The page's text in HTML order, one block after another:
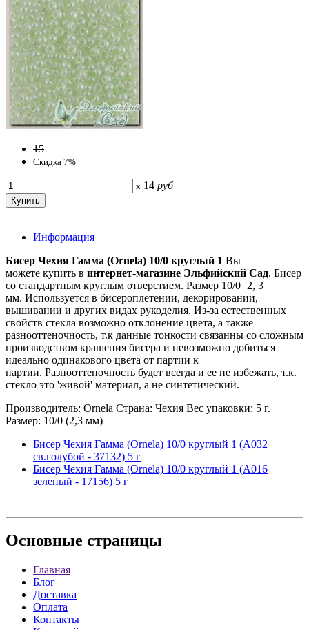
15
Скидка 7%
x 14 руб
Информация
Бисер Чехия Гамма (Ornela) 10/0 круглый 1 Вы
можете купить в интернет-магазине Эльфийский Сад. Бисер
со стандартным круглым отверстием. Размер 10/0=2, 3
мм. Используется в бисероплетении, декорировании,
вышивании и других видах рукоделия. Из-за естественных
свойств стекла возможно отклонение цвета, а также
разнооттеночность, т.к данные тонкости связанны со сложным
производством крашения бисера и невозможно добиться
идеально одинакового цвета от партии к
партии. Разнооттеночность будет всегда и ее не избежать, т.к.
стекло это 'живой' материал, а не синтетический.
Производитель: Ornela Страна: Чехия Вес упаковки: 5 г.
Размер: 10/0 (2,3 мм)
Бисер Чехия Гамма (Ornela) 10/0 круглый 1 (A032
св.голубой - 37132) 5 г
Бисер Чехия Гамма (Ornela) 10/0 круглый 1 (A016
зеленый - 17156) 5 г
Основные страницы
Главная
Блог
Доставка
Оплата
Контакты